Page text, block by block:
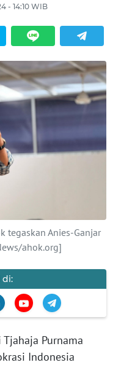
- 14:10 WIB
tegaskan Anies-Ganjar
ahok.org]
di:
Tjahaja Purnama
Indonesia